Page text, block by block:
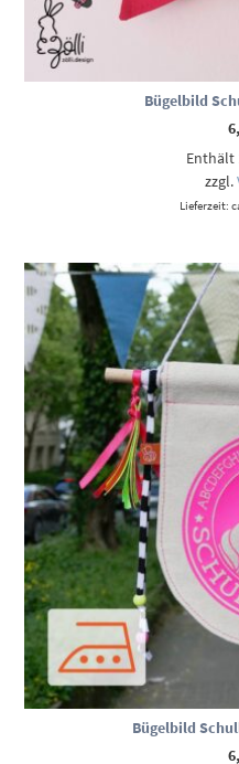
Bügelbild
Enthält
zzgl.
Lieferzeit:
Bügelbild